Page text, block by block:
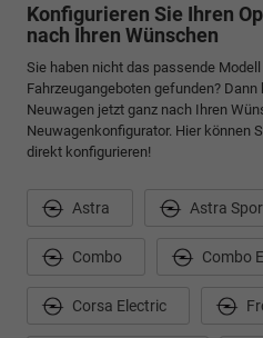
Konfigurieren Sie Ihren
nach Ihren Wünschen
Sie haben nicht das passende
Fahrzeugangeboten gefunden?
Neuwagen jetzt ganz nach Ihren
Neuwagenkonfigurator. Hier können
direkt konfigurieren!
Astra Astra
Combo Combo
Corsa Electric